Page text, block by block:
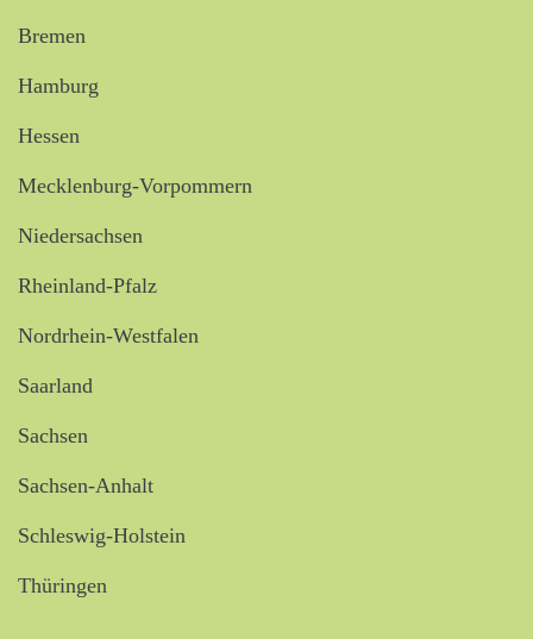
Bremen
Hamburg
Hessen
Mecklenburg-Vorpommern
Niedersachsen
Rheinland-Pfalz
Nordrhein-Westfalen
Saarland
Sachsen
Sachsen-Anhalt
Schleswig-Holstein
Thüringen